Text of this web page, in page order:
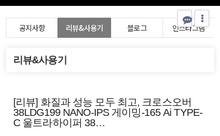
공지사항 리뷰&사용기 블로그 인스타그램
리뷰&사용기
[리뷰] 화질과 성능 모두 최고, 크로스오버
38LDG199 NANO-IPS 게이밍-165 Ai TYPE-
C 울트라하이퍼 38…